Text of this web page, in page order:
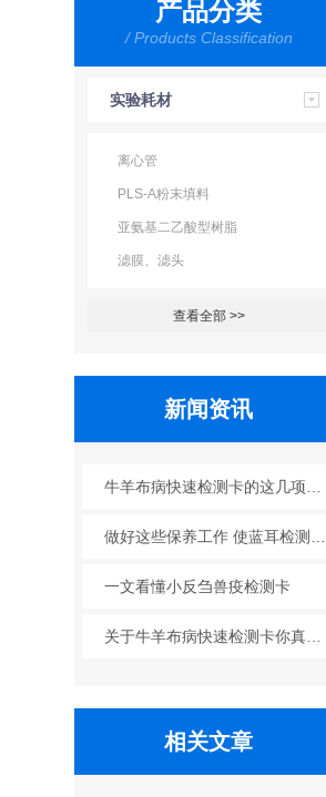
产品分类
/ Products Classification
实验耗材
离心管
PLS-A粉末填料
亚氨基二乙酸型树脂
滤膜、滤头
查看全部 >>
新闻资讯
一文看懂小反刍兽疫检测卡
相关文章